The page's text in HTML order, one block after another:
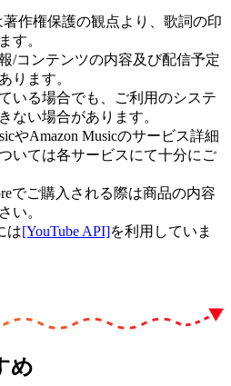
著作権保護の観点より、歌詞の印
す。
/コンテンツの内容及び配信予定
ります。
いる場合でも、ご利用のシステ
ない場合があります。
やAmazon Musicのサービス詳細
いては各サービスにて十分にご
でご購入される際は商品の内容
い。
は[YouTube API]を利用していま
め